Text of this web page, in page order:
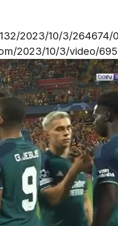
2023/10/3/264674/
2023/10/3/video/